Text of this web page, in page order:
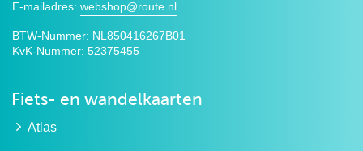
E-mailadres: webshop@route.nl
BTW-Nummer: NL850416267B01
KvK-Nummer: 52375455
Fiets- en wandelkaarten
Atlas